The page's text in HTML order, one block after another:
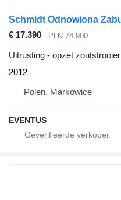
€ 17.390 PLN 74.900
Uitrusting - opzet zoutstrooier
2012
Polen, Markowice
EVENTUS